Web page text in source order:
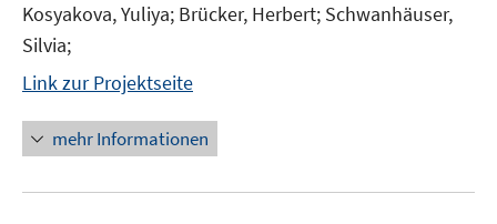
Kosyakova, Yuliya; Brücker, Herbert; Schwanhäuser,
Silvia;
Link zur Projektseite
mehr Informationen